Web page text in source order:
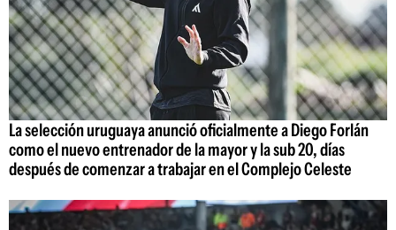
La selección uruguaya anunció oficialmente a Diego Forlán
como el nuevo entrenador de la mayor y la sub 20, días
después de comenzar a trabajar en el Complejo Celeste